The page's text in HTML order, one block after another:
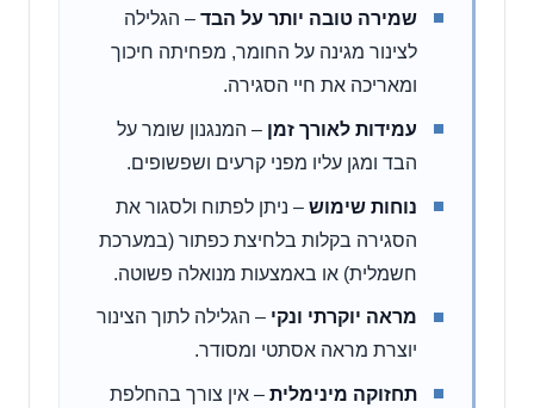
שמירה טובה יותר על הבד– הגלילה
לצינור מגינה על החומר, מפחיתה חיכוך
ומאריכה את חיי הסגירה.
עמידות לאורך זמן – המנגנון שומר על
הבד ומגן עליו מפני קרעים ושפשופים.
נוחות שימוש– ניתן לפתוח ולסגור את
הסגירה בקלות בלחיצת כפתור (במערכת
חשמלית) או באמצעות מנואלה פשוטה.
מראה יוקרתי ונקי – הגלילה לתוך הצינור
יוצרת מראה אסתטי ומסודר.
תחזוקה מינימלית– אין צורך בהחלפת